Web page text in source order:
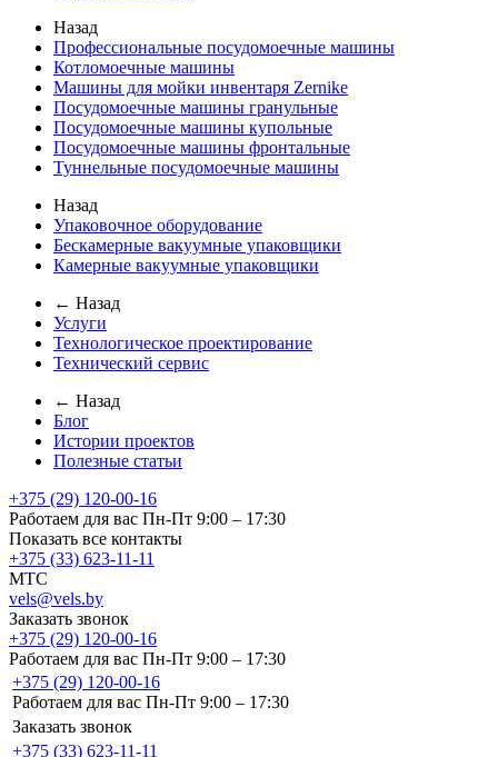
Назад
Профессиональные посудомоечные машины
Котломоечные машины
Машины для мойки инвентаря Zernike
Посудомоечные машины гранульные
Посудомоечные машины купольные
Посудомоечные машины фронтальные
Туннельные посудомоечные машины
Назад
Упаковочное оборудование
Бескамерные вакуумные упаковщики
Камерные вакуумные упаковщики
← Назад
Услуги
Технологическое проектирование
Технический сервис
← Назад
Блог
Истории проектов
Полезные статьи
+375 (29) 120-00-16
Работаем для вас Пн-Пт 9:00 – 17:30
Показать все контакты
+375 (33) 623-11-11
MTC
vels@vels.by
Заказать звонок
+375 (29) 120-00-16
Работаем для вас Пн-Пт 9:00 – 17:30
+375 (29) 120-00-16
Работаем для вас Пн-Пт 9:00 – 17:30
Заказать звонок
+375 (33) 623-11-11